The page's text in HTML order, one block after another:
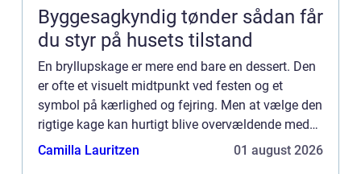
Byggesagkyndig tønder sådan får
du styr på husets tilstand
En bryllupskage er mere end bare en dessert. Den
er ofte et visuelt midtpunkt ved festen og et
symbol på kærlighed og fejring. Men at vælge den
rigtige kage kan hurtigt blive overvældende med
utallige smagsvarianter, stø...
Camilla Lauritzen 01 august 2026